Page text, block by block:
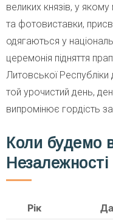
великих князів, у
та фотовиставки,
одягаються у
церемонія підняття
Литовської
той урочистий день,
випромінює гордість
Коли будемо
Рік